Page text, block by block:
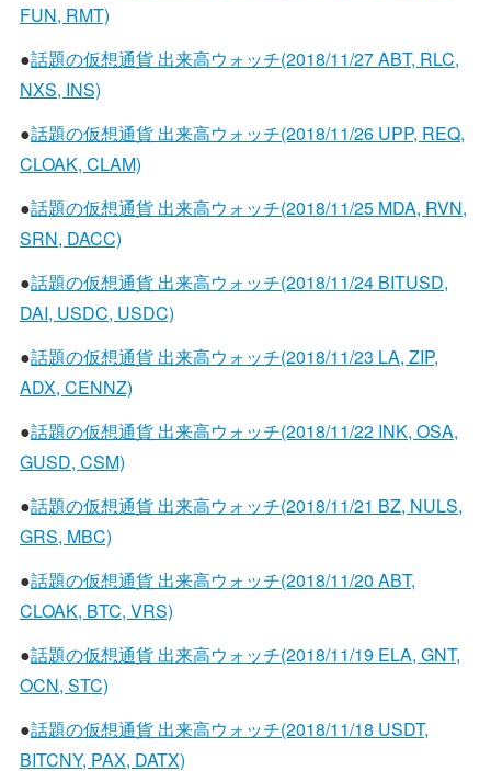
FUN, RMT)
●話題の仮想通貨 出来高ウォッチ(2018/11/27 ABT, RLC,
NXS, INS)
●話題の仮想通貨 出来高ウォッチ(2018/11/26 UPP, REQ,
CLOAK, CLAM)
●話題の仮想通貨 出来高ウォッチ(2018/11/25 MDA, RVN,
SRN, DACC)
●話題の仮想通貨 出来高ウォッチ(2018/11/24 BITUSD,
DAI, USDC, USDC)
●話題の仮想通貨 出来高ウォッチ(2018/11/23 LA, ZIP,
ADX, CENNZ)
●話題の仮想通貨 出来高ウォッチ(2018/11/22 INK, OSA,
GUSD, CSM)
●話題の仮想通貨 出来高ウォッチ(2018/11/21 BZ, NULS,
GRS, MBC)
●話題の仮想通貨 出来高ウォッチ(2018/11/20 ABT,
CLOAK, BTC, VRS)
●話題の仮想通貨 出来高ウォッチ(2018/11/19 ELA, GNT,
OCN, STC)
●話題の仮想通貨 出来高ウォッチ(2018/11/18 USDT,
BITCNY, PAX, DATX)